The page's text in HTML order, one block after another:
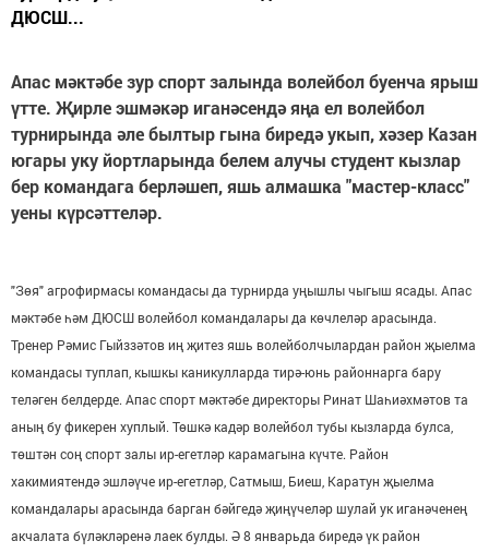
ДЮСШ...
Апас мәктәбе зур спорт залында волейбол буенча ярыш
үтте. Җирле эшмәкәр иганәсендә яңа ел волейбол
турнирында әле былтыр гына биредә укып, хәзер Казан
югары уку йортларында белем алучы студент кызлар
бер командага берләшеп, яшь алмашка "мастер-класс"
уены күрсәттеләр.
"Зөя" агрофирмасы командасы да турнирда уңышлы чыгыш ясады. Апас
мәктәбе һәм ДЮСШ волейбол командалары да көчлеләр арасында.
Тренер Рәмис Гыйззәтов иң җитез яшь волейболчылардан район җыелма
командасы туплап, кышкы каникулларда тирә-юнь районнарга бару
теләген белдерде. Апас спорт мәктәбе директоры Ринат Шаһиәхмәтов та
аның бу фикерен хуплый. Төшкә кадәр волейбол тубы кызларда булса,
төштән соң спорт залы ир-егетләр карамагына күчте. Район
хакимиятендә эшләүче ир-егетләр, Сатмыш, Биеш, Каратун җыелма
командалары арасында барган бәйгедә җиңүчеләр шулай ук иганәченең
акчалата бүләкләренә лаек булды. Ә 8 январьда биредә үк район